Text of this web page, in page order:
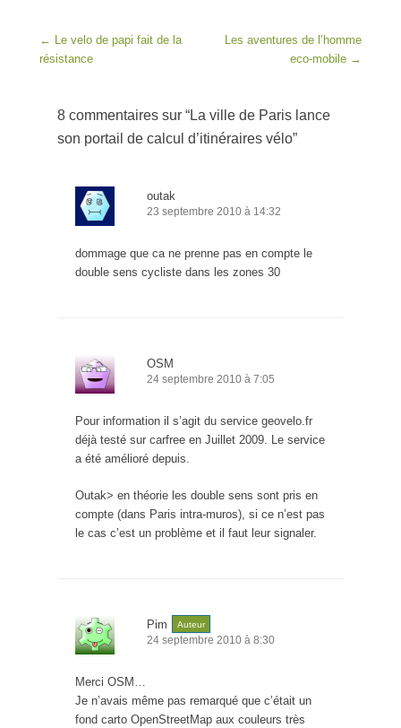
Post navigation
←
Le velo de papi fait de la
résistance
Les aventures de l’homme
eco-mobile →
8 commentaires sur “La ville de Paris lance
son portail de calcul d’itinéraires vélo”
outak
23 septembre 2010 à 14:32
dommage que ca ne prenne pas en compte le
double sens cycliste dans les zones 30
OSM
24 septembre 2010 à 7:05
Pour information il s’agit du service geovelo.fr
déjà testé sur carfree en Juillet 2009. Le service
a été amélioré depuis.
Outak> en théorie les double sens sont pris en
compte (dans Paris intra-muros), si ce n’est pas
le cas c’est un problème et il faut leur signaler.
Pim Auteur
24 septembre 2010 à 8:30
Merci OSM…
Je n’avais même pas remarqué que c’était un
fond carto OpenStreetMap aux couleurs très